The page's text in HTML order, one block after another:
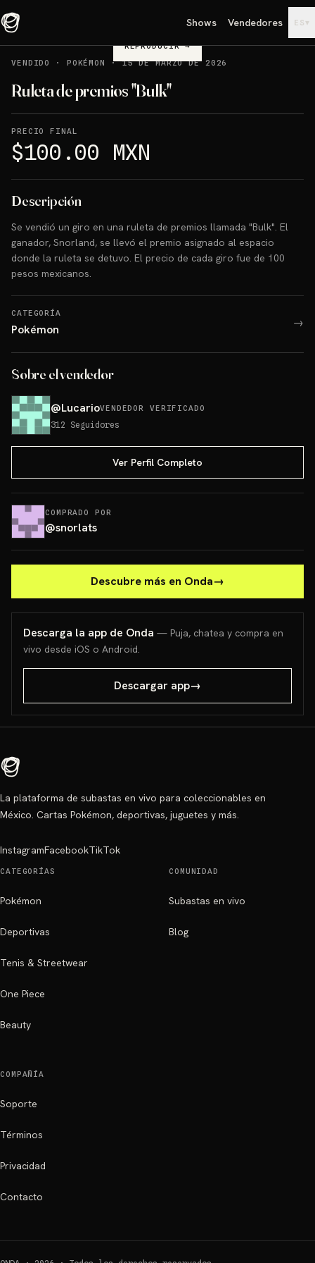
Shows Vendedores ES ▾
REPRODUCIR→
VENDIDO
· POKÉMON ·15 DE MARZO DE 2026
Ruleta de premios "Bulk"
PRECIO FINAL
$100.00 MXN
Descripción
Se vendió un giro en una ruleta de premios llamada "Bulk". El
ganador, Snorland, se llevó el premio asignado al espacio
donde la ruleta se detuvo. El precio de cada giro fue de 100
pesos mexicanos.
CATEGORÍA
Pokémon →
Sobre el vendedor
@LucarioVENDEDOR VERIFICADO
312 Seguidores
Ver Perfil Completo
COMPRADO POR
@snorlats
Descubre más en Onda→
Descarga la app de Onda — Puja, chatea y compra en
vivo desde iOS o Android.
Descargar app→
La plataforma de subastas en vivo para coleccionables en
México. Cartas Pokémon, deportivas, juguetes y más.
InstagramFacebookTikTok
CATEGORÍAS
Pokémon
Deportivas
Tenis & Streetwear
One Piece
Beauty
COMUNIDAD
Subastas en vivo
Blog
COMPAÑÍA
Soporte
Términos
Privacidad
Contacto